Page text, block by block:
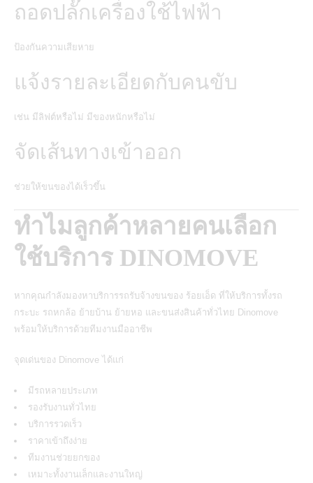
ถอดปลั๊กเครื่องใช้ไฟฟ้า
ป้องกันความเสียหาย
แจ้งรายละเอียดกับคนขับ
เช่น มีลิฟต์หรือไม่ มีของหนักหรือไม่
จัดเส้นทางเข้าออก
ช่วยให้ขนของได้เร็วขึ้น
ทำไมลูกค้าหลายคนเลือก
ใช้บริการ DINOMOVE
หากคุณกำลังมองหาบริการรถรับจ้างขนของ ร้อยเอ็ด ที่ให้บริการทั้งรถ
กระบะ รถหกล้อ ย้ายบ้าน ย้ายหอ และขนส่งสินค้าทั่วไทย Dinomove
พร้อมให้บริการด้วยทีมงานมืออาชีพ
จุดเด่นของ Dinomove ได้แก่
มีรถหลายประเภท
รองรับงานทั่วไทย
บริการรวดเร็ว
ราคาเข้าถึงง่าย
ทีมงานช่วยยกของ
เหมาะทั้งงานเล็กและงานใหญ่